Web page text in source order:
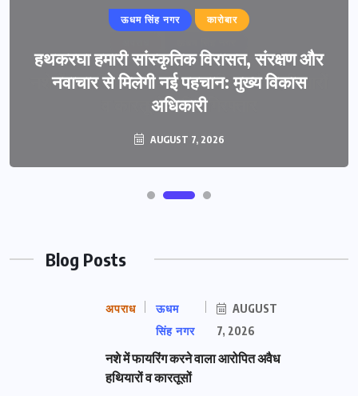
ऊधम सिंह नगर कारोबार
हथकरघा हमारी सांस्कृतिक विरासत, संरक्षण और
नवाचार से मिलेगी नई पहचान: मुख्य विकास
अधिकारी
AUGUST 7, 2026
Blog Posts
अपराध
ऊधम
सिंह नगर
AUGUST
7, 2026
नशे में फायरिंग करने वाला आरोपित अवैध
हथियारों व कारतूसों